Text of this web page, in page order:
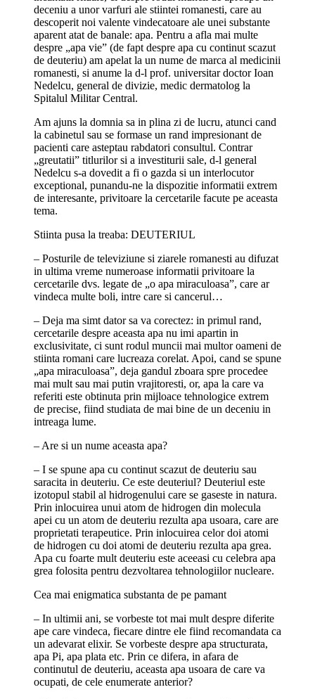
deceniu a unor varfuri ale stiintei romanesti, care au
descoperit noi valente vindecatoare ale unei substante
aparent atat de banale: apa. Pentru a afla mai multe
despre „apa vie” (de fapt despre apa cu continut scazut
de deuteriu) am apelat la un nume de marca al medicinii
romanesti, si anume la d-l prof. universitar doctor Ioan
Nedelcu, general de divizie, medic dermatolog la
Spitalul Militar Central.
Am ajuns la domnia sa in plina zi de lucru, atunci cand
la cabinetul sau se formase un rand impresionant de
pacienti care asteptau rabdatori consultul. Contrar
„greutatii” titlurilor si a investiturii sale, d-l general
Nedelcu s-a dovedit a fi o gazda si un interlocutor
exceptional, punandu-ne la dispozitie informatii extrem
de interesante, privitoare la cercetarile facute pe aceasta
tema.
Stiinta pusa la treaba: DEUTERIUL
– Posturile de televiziune si ziarele romanesti au difuzat
in ultima vreme numeroase informatii privitoare la
cercetarile dvs. legate de „o apa miraculoasa”, care ar
vindeca multe boli, intre care si cancerul…
– Deja ma simt dator sa va corectez: in primul rand,
cercetarile despre aceasta apa nu imi apartin in
exclusivitate, ci sunt rodul muncii mai multor oameni de
stiinta romani care lucreaza corelat. Apoi, cand se spune
„apa miraculoasa”, deja gandul zboara spre procedee
mai mult sau mai putin vrajitoresti, or, apa la care va
referiti este obtinuta prin mijloace tehnologice extrem
de precise, fiind studiata de mai bine de un deceniu in
intreaga lume.
– Are si un nume aceasta apa?
– I se spune apa cu continut scazut de deuteriu sau
saracita in deuteriu. Ce este deuteriul? Deuteriul este
izotopul stabil al hidrogenului care se gaseste in natura.
Prin inlocuirea unui atom de hidrogen din molecula
apei cu un atom de deuteriu rezulta apa usoara, care are
proprietati terapeutice. Prin inlocuirea celor doi atomi
de hidrogen cu doi atomi de deuteriu rezulta apa grea.
Apa cu foarte mult deuteriu este aceeasi cu celebra apa
grea folosita pentru dezvoltarea tehnologiilor nucleare.
Cea mai enigmatica substanta de pe pamant
– In ultimii ani, se vorbeste tot mai mult despre diferite
ape care vindeca, fiecare dintre ele fiind recomandata ca
un adevarat elixir. Se vorbeste despre apa structurata,
apa Pi, apa plata etc. Prin ce difera, in afara de
continutul de deuteriu, aceasta apa usoara de care va
ocupati, de cele enumerate anterior?